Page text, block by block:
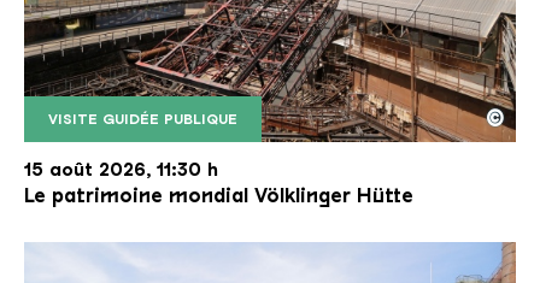
VISITE GUIDÉE PUBLIQUE
Le monte-charge incliné de la Völklinger Hütte
Copyright: Weltkulturerbe Völklinger Hütte | Karl
©
15 août 2026, 11:30 h
Le patrimoine mondial Völklinger Hütte